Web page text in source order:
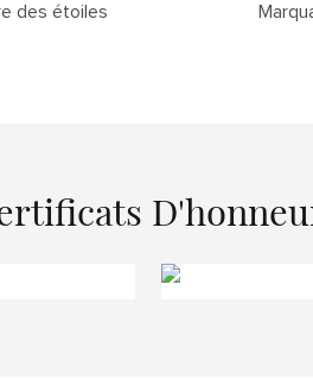
des étoiles